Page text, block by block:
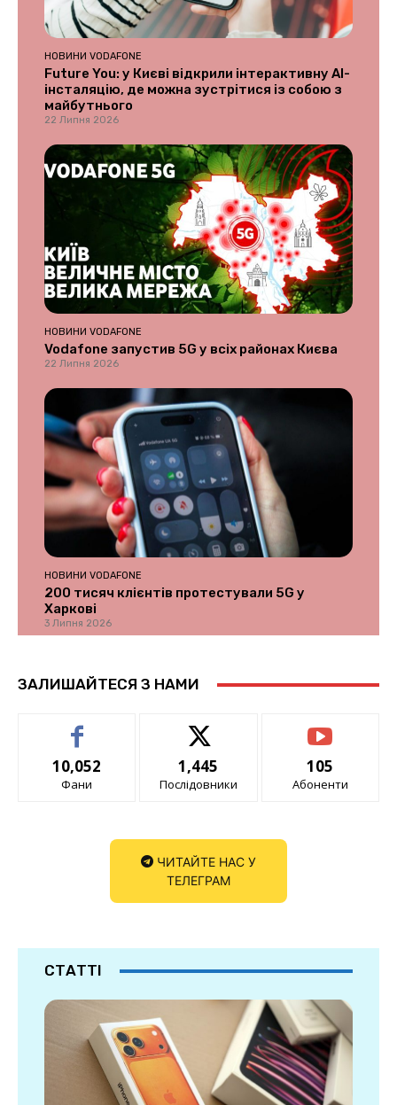
НОВИНИ VODAFONE
Future You: у Києві відкрили інтерактивну AI-
інсталяцію, де можна зустрітися із собою з
майбутнього
22 Липня 2026
НОВИНИ VODAFONE
Vodafone запустив 5G у всіх районах Києва
22 Липня 2026
НОВИНИ VODAFONE
200 тисяч клієнтів протестували 5G у
Харкові
3 Липня 2026
ЗАЛИШАЙТЕСЯ З НАМИ
10,052
Фани
1,445
Послідовники
105
Абоненти
ЧИТАЙТЕ НАС У
ТЕЛЕГРАМ
СТАТТІ